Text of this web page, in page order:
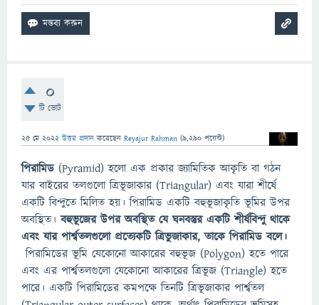
0
টি ভোট
25 মে 2022 উত্তর প্রদান করেছেন Reyajur Rahman (9,290 পয়েন্ট)
পিরামিড(Pyramid) হলো এক প্রকার জ্যামিতিক আকৃতি বা গঠন
যার বাইরের তলগুলো ত্রিভূজাকার (Triangular) এবং যারা শীর্ষে
একটি বিন্দুতে মিলিত হয়। পিরামিড একটি বহুভূজাকৃতি ভূমির উপর
অবস্থিত।বহুভূজের উপর অবস্থিত যে ঘনবস্তুর একটি শীর্ষবিন্দু থাকে
এবং যার পার্শ্বতলগুলো প্রত্যেকটি ত্রিভুজাকার, তাকে পিরামিড বলে।
পিরামিডের ভূমি যেকোনো আকারের বহুভূজ (Polygon) হতে পারে
এবং এর পার্শ্বতলগুলো যেকোনো আকারের ত্রিভূজ (Triangle) হতে
পারে। একটি পিরামিডের কমপক্ষে তিনটি ত্রিভূজাকার পার্শ্বতল